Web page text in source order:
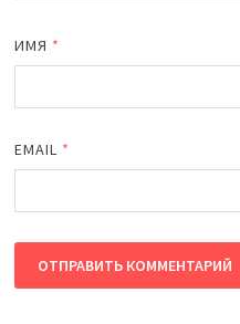
ИМЯ *
EMAIL *